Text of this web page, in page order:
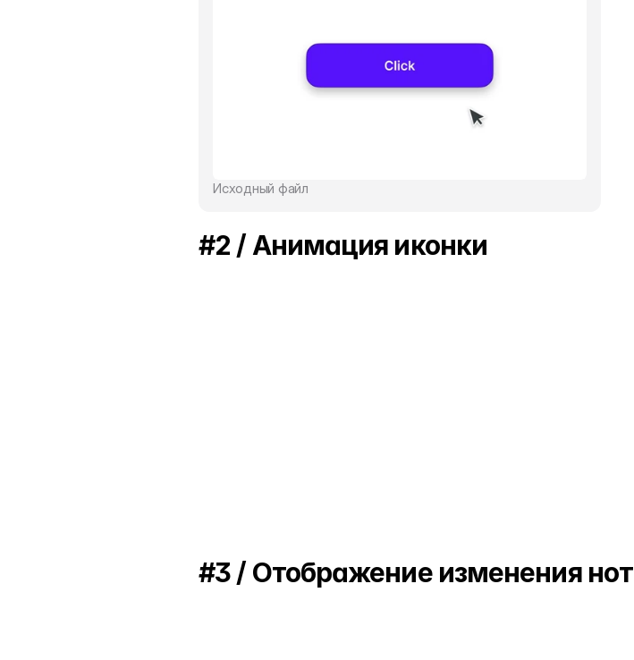
Исходный файл
#2 / Анимация иконки
#3 / Отображение изменения